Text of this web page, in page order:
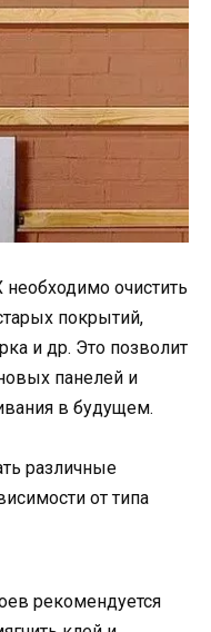
очистить
покрытий,
и др. Это позволит
панелей и
в будущем.
различные
от типа
рекомендуется